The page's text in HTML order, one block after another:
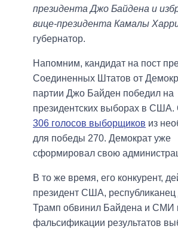
президента Джо Байдена и
вице-президента Камалы
губернатор.
Напомним, кандидат на пост
Соединенных Штатов от
партии Джо Байден победил на
президентских выборах в США.
306 голосов выборщиков из
для победы 270. Демократ уже
сформировал свою
В то же время, его конкурент,
президент США,
Трамп обвинил Байдена и СМИ
фальсификации результатов